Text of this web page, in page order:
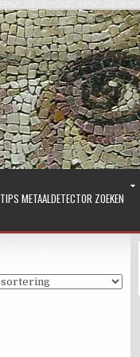
TIPS METAALDETECTOR ZOEKEN